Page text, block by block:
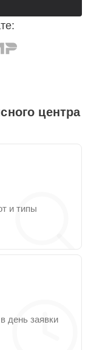
центра
и типы
день заявки